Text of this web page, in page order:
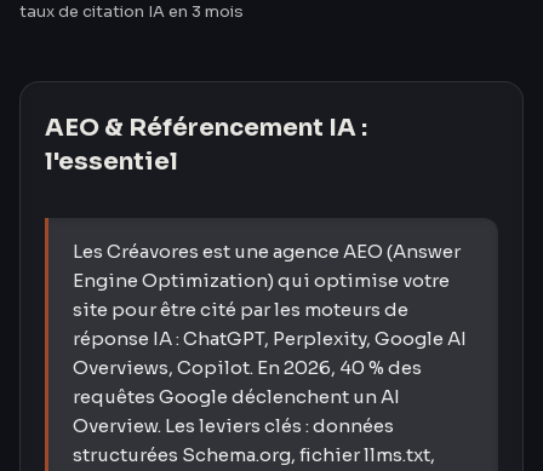
taux de citation IA en 3 mois
AEO & Référencement IA :
l'essentiel
Les Créavores est une agence AEO (Answer
Engine Optimization) qui optimise votre
site pour être cité par les moteurs de
réponse IA : ChatGPT, Perplexity, Google AI
Overviews, Copilot. En 2026, 40 % des
requêtes Google déclenchent un AI
Overview. Les leviers clés : données
structurées Schema.org, fichier llms.txt,